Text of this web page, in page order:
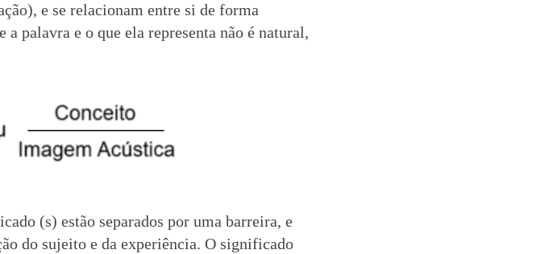
e se relacionam entre si de forma
palavra e o que ela representa não é natural,
(s) estão separados por uma barreira, e
do sujeito e da experiência. O significado